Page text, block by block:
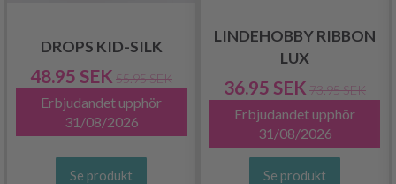
DROPS KID-SILK
48.95 SEK 55.95 SEK
Erbjudandet upphör
31/08/2026
Se produkt
LINDEHOBBY RIBBON
LUX
36.95 SEK 73.95 SEK
Erbjudandet upphör
31/08/2026
Se produkt